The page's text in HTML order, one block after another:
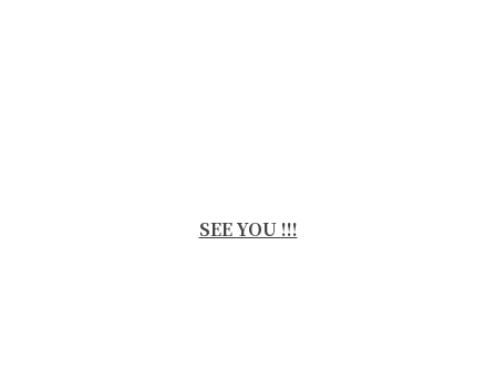
SEE YOU !!!